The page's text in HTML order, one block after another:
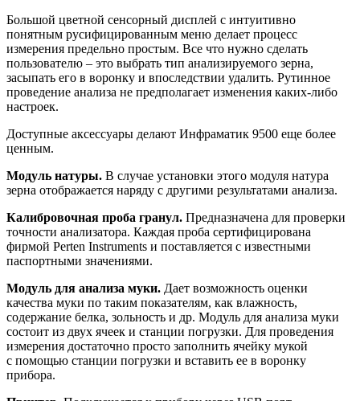
Большой цветной сенсорный дисплей с интуитивно
понятным русифицированным меню делает процесс
измерения предельно простым. Все что нужно сделать
пользователю – это выбрать тип анализируемого зерна,
засыпать его в воронку и впоследствии удалить. Рутинное
проведение анализа не предполагает изменения каких-либо
настроек.
Доступные аксессуары делают Инфраматик 9500 еще более
ценным.
Модуль натуры. В случае установки этого модуля натура
зерна отображается наряду с другими результатами анализа.
Калибровочная проба гранул. Предназначена для проверки
точности анализатора. Каждая проба сертифицирована
фирмой Perten Instruments и поставляется с известными
паспортными значениями.
Модуль для анализа муки. Дает возможность оценки
качества муки по таким показателям, как влажность,
содержание белка, зольность и др. Модуль для анализа муки
состоит из двух ячеек и станции погрузки. Для проведения
измерения достаточно просто заполнить ячейку мукой
с помощью станции погрузки и вставить ее в воронку
прибора.